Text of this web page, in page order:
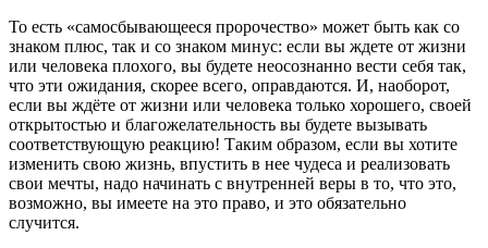
То есть «самосбывающееся пророчество» может быть как со
знаком плюс, так и со знаком минус: если вы ждете от жизни
или человека плохого, вы будете неосознанно вести себя так,
что эти ожидания, скорее всего, оправдаются. И, наоборот,
если вы ждёте от жизни или человека только хорошего, своей
открытостью и благожелательность вы будете вызывать
соответствующую реакцию! Таким образом, если вы хотите
изменить свою жизнь, впустить в нее чудеса и реализовать
свои мечты, надо начинать с внутренней веры в то, что это,
возможно, вы имеете на это право, и это обязательно
случится.